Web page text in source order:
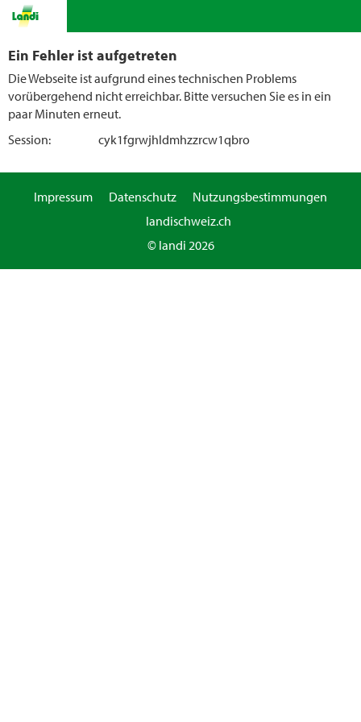
Ein Fehler ist aufgetreten
Die Webseite ist aufgrund eines technischen Problems
vorübergehend nicht erreichbar. Bitte versuchen Sie es in ein
paar Minuten erneut.
Session:
cyk1fgrwjhldmhzzrcw1qbro
Impressum Datenschutz
Nutzungsbestimmungen
landischweiz.ch
© landi 2026